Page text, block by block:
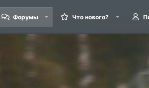
Форумы Что нового?